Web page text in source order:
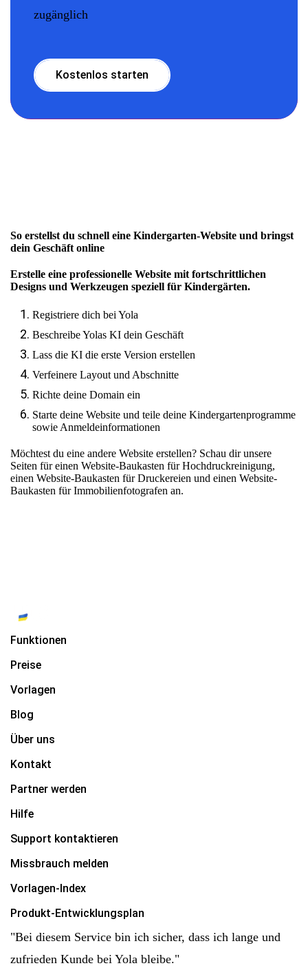
zugänglich
Kostenlos starten
So erstellst du schnell eine Kindergarten-Website und bringst
dein Geschäft online
Erstelle eine professionelle Website mit fortschrittlichen
Designs und Werkzeugen speziell für Kindergärten.
Registriere dich bei Yola
Beschreibe Yolas KI dein Geschäft
Lass die KI die erste Version erstellen
Verfeinere Layout und Abschnitte
Richte deine Domain ein
Starte deine Website und teile deine Kindergartenprogramme
sowie Anmeldeinformationen
Möchtest du eine andere Website erstellen? Schau dir unsere
Seiten füreinen Website-Baukasten für Hochdruckreinigung,
einen Website-Baukasten für Druckereien und einen Website-
Baukasten für Immobilienfotografen an.
Funktionen
Preise
Vorlagen
Blog
Über uns
Kontakt
Partner werden
Hilfe
Support kontaktieren
Missbrauch melden
Vorlagen-Index
Produkt-Entwicklungsplan
"Bei diesem Service bin ich sicher, dass ich lange und
zufrieden Kunde bei Yola bleibe."